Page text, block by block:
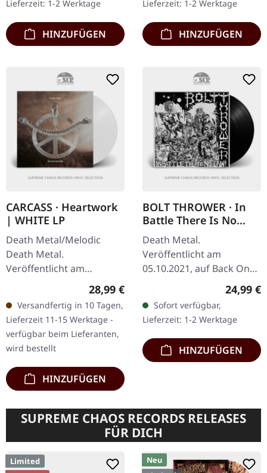
Exemplare.
AntropomorphiA…
Lieferzeit: 1-2 Werktage
HINZUFÜGEN
"Vorunah"…
Lieferzeit: 1-2 Werktage
HINZUFÜGEN
CARCASS · Heartwork
| WHITE LP
Death Metal/Melodic
Death Metal.
Veröffentlicht am
21.11.2025, auf Earache
Records. Weißes Vinyl LP.
Plastic Head Distribution
Exklusiv-Edition. Als…
Regulärer Preis:
28,99 €
Versandfertig in 10 Tagen,
Lieferzeit 11-15 Werktage -
verfügbar beim Lieferanten,
wird bestellt
HINZUFÜGEN
BOLT THROWER · In
Battle There Is No
Law! | BLACK LP
Death Metal.
Veröffentlicht am
05.10.2021, auf Back On
Black. Schwarzes Vinyl im
Gatefold-Cover. "In Battle
There Is No Law!" ist ein
monumentales…
24,99 €
Sofort verfügbar,
Lieferzeit: 1-2 Werktage
HINZUFÜGEN
SUPREME CHAOS RECORDS RELEASES
FÜR DICH
Limited
Neu